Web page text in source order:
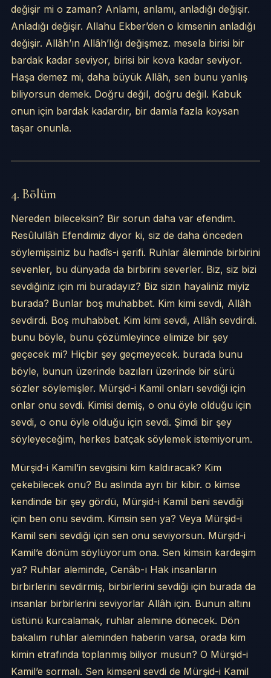
değişir mi o zaman? Anlamı, anlamı, anladığı değişir.
Anladığı değişir. Allahu Ekber’den o kimsenin anladığı
değişir. Allâh’ın Allâh’lığı değişmez. mesela birisi bir
bardak kadar seviyor, birisi bir kova kadar seviyor.
Haşa demez mi, daha büyük Allâh, sen bunu yanlış
biliyorsun demek. Doğru değil, doğru değil. Kabuk
onun için bardak kadardır, bir damla fazla koysan
taşar onunla.
4. Bölüm
Nereden bileceksin? Bir sorun daha var efendim.
Resûlullâh Efendimiz diyor ki, siz de daha önceden
söylemişsiniz bu hadîs-i şerifi. Ruhlar âleminde birbirini
sevenler, bu dünyada da birbirini severler. Biz, siz bizi
sevdiğiniz için mi buradayız? Biz sizin hayaliniz miyiz
burada? Bunlar boş muhabbet. Kim kimi sevdi, Allâh
sevdirdi. Boş muhabbet. Kim kimi sevdi, Allâh sevdirdi.
bunu böyle, bunu çözümleyince elimize bir şey
geçecek mi? Hiçbir şey geçmeyecek. burada bunu
böyle, bunun üzerinde bazıları üzerinde bir sürü
sözler söylemişler. Mürşid-i Kamil onları sevdiği için
onlar onu sevdi. Kimisi demiş, o onu öyle olduğu için
sevdi, o onu öyle olduğu için sevdi. Şimdi bir şey
söyleyeceğim, herkes batçak söylemek istemiyorum.
Mürşid-i Kamil’in sevgisini kim kaldıracak? Kim
çekebilecek onu? Bu aslında ayrı bir kibir. o kimse
kendinde bir şey gördü, Mürşid-i Kamil beni sevdiği
için ben onu sevdim. Kimsin sen ya? Veya Mürşid-i
Kamil seni sevdiği için sen onu seviyorsun. Mürşid-i
Kamil’e dönüm söylüyorum ona. Sen kimsin kardeşim
ya? Ruhlar aleminde, Cenâb-ı Hak insanların
birbirlerini sevdirmiş, birbirlerini sevdiği için burada da
insanlar birbirlerini seviyorlar Allâh için. Bunun altını
üstünü kurcalamak, ruhlar alemine dönecek. Dön
bakalım ruhlar aleminden haberin varsa, orada kim
kimin etrafında toplanmış biliyor musun? O Mürşid-i
Kamil’e sormalı. Sen kimseni sevdi de Mürşid-i Kamil